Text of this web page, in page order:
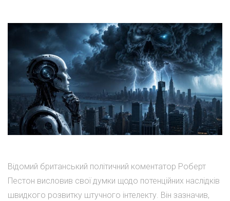
Відомий британський політичний коментатор Роберт
Пестон висловив свої думки щодо потенційних наслідків
швидкого розвитку штучного інтелекту. Він зазначив,